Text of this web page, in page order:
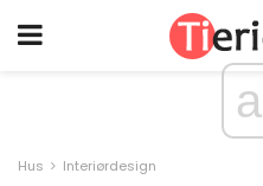
Hus Interiørdesign